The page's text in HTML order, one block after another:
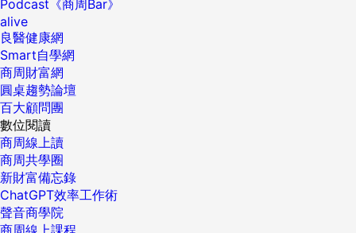
Podcast《商周Bar》
alive
良醫健康網
Smart自學網
商周財富網
圓桌趨勢論壇
百大顧問團
數位閱讀
商周線上讀
商周共學圈
新財富備忘錄
ChatGPT效率工作術
聲音商學院
商周線上課程